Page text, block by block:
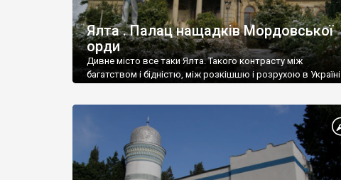
Ялта . Палац нащадків Мордовської
орди
Дивне місто все таки Ялта. Такого контрасту між
багатством і бідністю, між розкішшю і розрухою в Україні